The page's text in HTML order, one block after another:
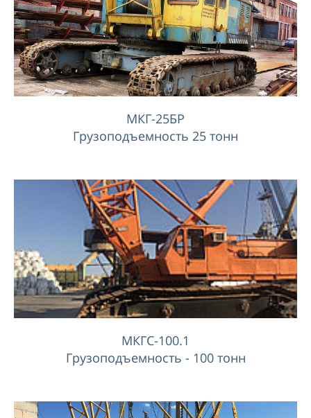
МКГ-25БР
Грузоподъемность 25 тонн
МКГС-100.1
Грузоподъемность - 100 тонн